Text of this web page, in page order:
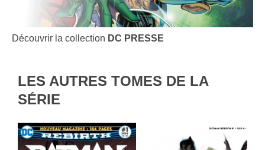
Découvrir la collection DC PRESSE
LES AUTRES TOMES DE LA
SÉRIE